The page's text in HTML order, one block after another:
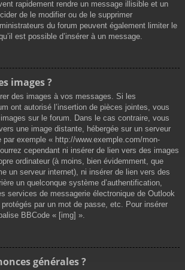
rapidement rendre un message illisible et un
de le modifier ou de le supprimer
du forum peuvent également limiter le
est possible d’insérer à un message.
images ?
des images à vos messages. Si les
ont autorisé l’insertion de pièces jointes, vous
sur le forum. Dans le cas contraire, vous
une image distante, hébergée sur un serveur
par exemple « http://www.exemple.com/mon-
cependant ni insérer de lien vers des images
ordinateur (à moins, bien évidemment, que
un serveur internet), ni insérer de lien vers des
un quelconque système d’authentification,
services de messagerie électronique de Outlook
par un mot de passe, etc. Pour insérer
BBCode « [img] ».
générales ?